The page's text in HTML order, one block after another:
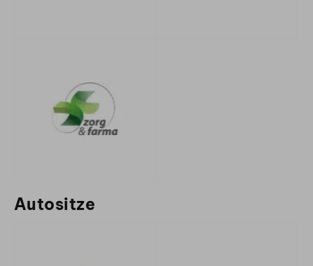
Autositze